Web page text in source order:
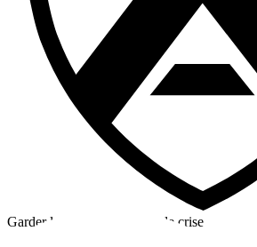
Garder la tête froide en cas de crise